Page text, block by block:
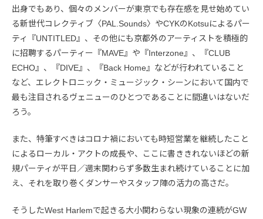
出身でもあり、個々のメンバーが東京でも存在感を見せ始めてい
る新世代コレクティブ〈PAL.Sounds〉やCYKのKotsuによるパー
ティ『UNTITLED』、その他にも京都外のアーティストを積極的
に招聘するパーティー『MAVE』や『Interzone』、『CLUB
ECHO』、『DIVE』、『Back Home』などが行われていること
など、エレクトロニック・ミュージック・シーンにおいて国内で
最も注目されるヴェニューのひとつであることに間違いはないだ
ろう。
また、特筆すべきはコロナ禍においても時短営業を継続したこと
によるローカル・アクトの成長や、ここに書ききれないほどの新
規パーティが平日／週末関わらず多数生まれ続けていることに加
え、それを取り巻くダンサーやスタッフ陣の活力の高さだ。
そうしたWest Harlemで起きる大小関わらない現象の連続がGW